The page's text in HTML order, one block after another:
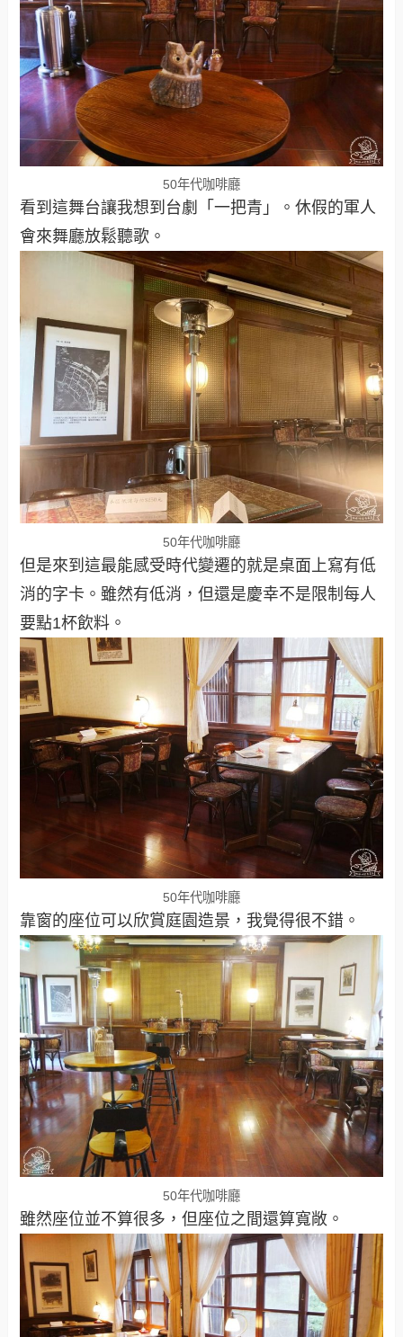
50年代咖啡廳
看到這舞台讓我想到台劇「一把青」。休假的軍人
會來舞廳放鬆聽歌。
50年代咖啡廳
但是來到這最能感受時代變遷的就是桌面上寫有低
消的字卡。雖然有低消，但還是慶幸不是限制每人
要點1杯飲料。
50年代咖啡廳
靠窗的座位可以欣賞庭園造景，我覺得很不錯。
50年代咖啡廳
雖然座位並不算很多，但座位之間還算寬敞。